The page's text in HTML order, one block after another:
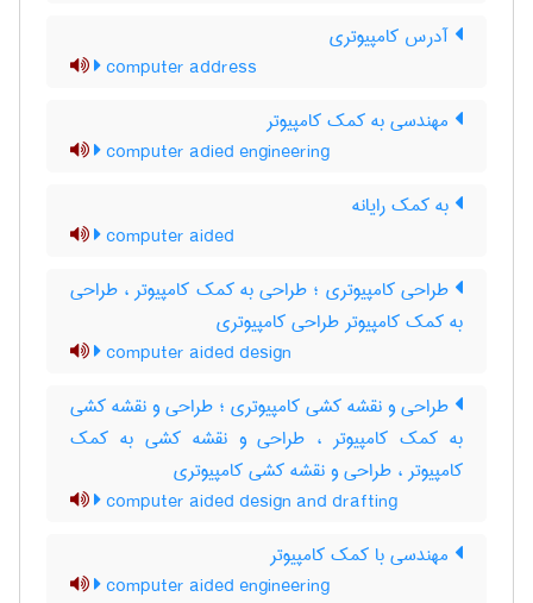
آدرس کامپیوتری
computer address
مهندسی به کمک کامپیوتر
computer adied engineering
به کمک رایانه
computer aided
طراحی کامپیوتری ؛ طراحی به کمک کامپیوتر ، طراحی
به کمک کامپیوتر طراحی کامپیوتری
computer aided design
طراحی و نقشه کشی کامپیوتری ؛ طراحی و نقشه کشی
به کمک کامپیوتر ، طراحی و نقشه کشی به کمک
کامپیوتر ، طراحی و نقشه کشی کامپیوتری
computer aided design and drafting
مهندسی با کمک کامپیوتر
computer aided engineering